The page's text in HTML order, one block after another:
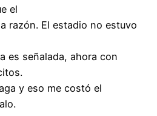
el
razón. El estadio no estuvo
es señalada, ahora con
y eso me costó el